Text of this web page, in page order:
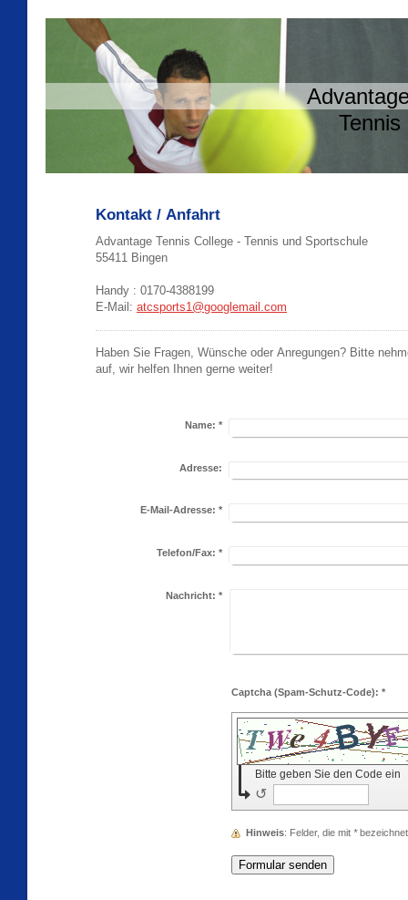
Advantage
Tennis und
Kontakt / Anfahrt
Advantage Tennis College - Tennis und Sportschule
55411 Bingen
Handy : 0170-4388199
E-Mail: atcsports1@googlemail.com
Haben Sie Fragen, Wünsche oder Anregungen? Bitte
auf, wir helfen Ihnen gerne weiter!
Name: *
Adresse:
E-Mail-Adresse: *
Telefon/Fax: *
Nachricht: *
Captcha (Spam-Schutz-Code): *
Bitte geben Sie den Code ein
↺
Hinweis : Felder, die mit *bezeichnet